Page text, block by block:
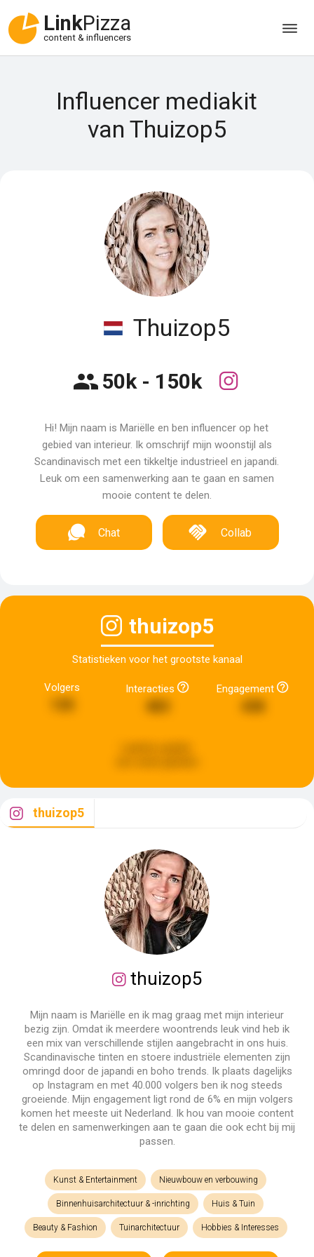
LinkPizza
content & influencers
Influencer mediakit
van Thuizop5
Thuizop5
50k - 150k
Hi! Mijn naam is Mariëlle en ben influencer op het
gebied van interieur. Ik omschrijf mijn woonstijl als
Scandinavisch met een tikkeltje industrieel en japandi.
Leuk om een samenwerking aan te gaan en samen
mooie content te delen.
Chat Collab
thuizop5
Statistieken voor het grootste kanaal
Volgers Interacties
483
Engagement
438
thuizop5
thuizop5
Mijn naam is Mariëlle en ik mag graag met mijn interieur
bezig zijn. Omdat ik meerdere woontrends leuk vind heb ik
een mix van verschillende stijlen aangebracht in ons huis.
Scandinavische tinten en stoere industriële elementen zijn
omringd door de japandi en boho trends. Ik plaats dagelijks
op Instagram en met 40.000 volgers ben ik nog steeds
groeiende. Mijn engagement ligt rond de 6% en mijn volgers
komen het meeste uit Nederland. Ik hou van mooie content
te delen en samenwerkingen aan te gaan die ook echt bij mij
passen.
Kunst & Entertainment Nieuwbouw en verbouwing
Binnenhuisarchitectuur & -inrichting Huis & Tuin
Beauty & Fashion Tuinarchitectuur Hobbies & Interesses